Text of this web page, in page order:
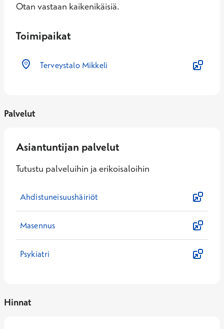
Otan vastaan kaikenikäisiä.
Toimipaikat
Terveystalo Mikkeli
Palvelut
Asiantuntijan palvelut
Tutustu palveluihin ja erikoisaloihin
Ahdistuneisuushäiriöt
Masennus
Psykiatri
Hinnat